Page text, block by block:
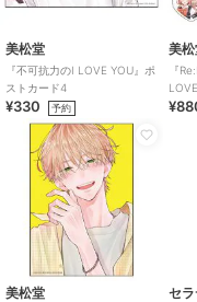
美松堂
『不可抗力のI LOVE YOU』ポ
ストカード4
¥330 予約
美
『
リル
美松堂 セ